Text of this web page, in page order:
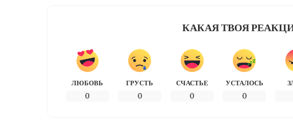
КАКАЯ ТВОЯ
ЛЮБОВЬ
0
ГРУСТЬ
0
СЧАСТЬЕ
0
УСТАЛОСЬ
0